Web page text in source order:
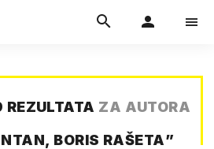
REZULTATA ZA AUTORA
BORIS RAŠETA”